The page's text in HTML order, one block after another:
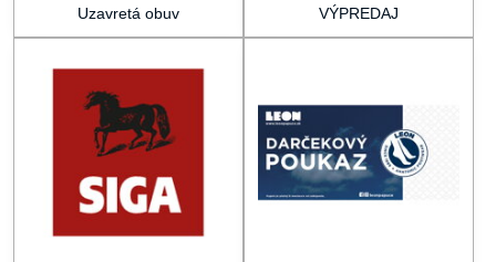
Uzavretá obuv VÝPREDAJ